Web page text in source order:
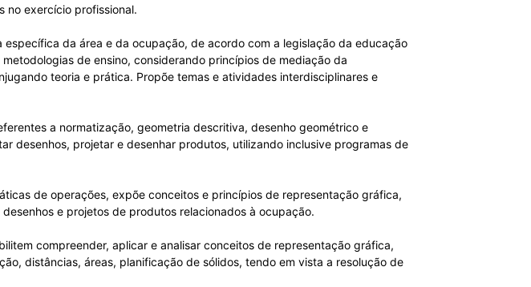
no exercício profissional.
da área e da ocupação, de acordo com a legislação da educação
de ensino, considerando princípios de mediação da
teoria e prática. Propõe temas e atividades interdisciplinares e
a normatização, geometria descritiva, desenho geométrico e
desenhos, projetar e desenhar produtos, utilizando inclusive programas de
de operações, expõe conceitos e princípios de representação gráfica,
e projetos de produtos relacionados à ocupação.
compreender, aplicar e analisar conceitos de representação gráfica,
distâncias, áreas, planificação de sólidos, tendo em vista a resolução de